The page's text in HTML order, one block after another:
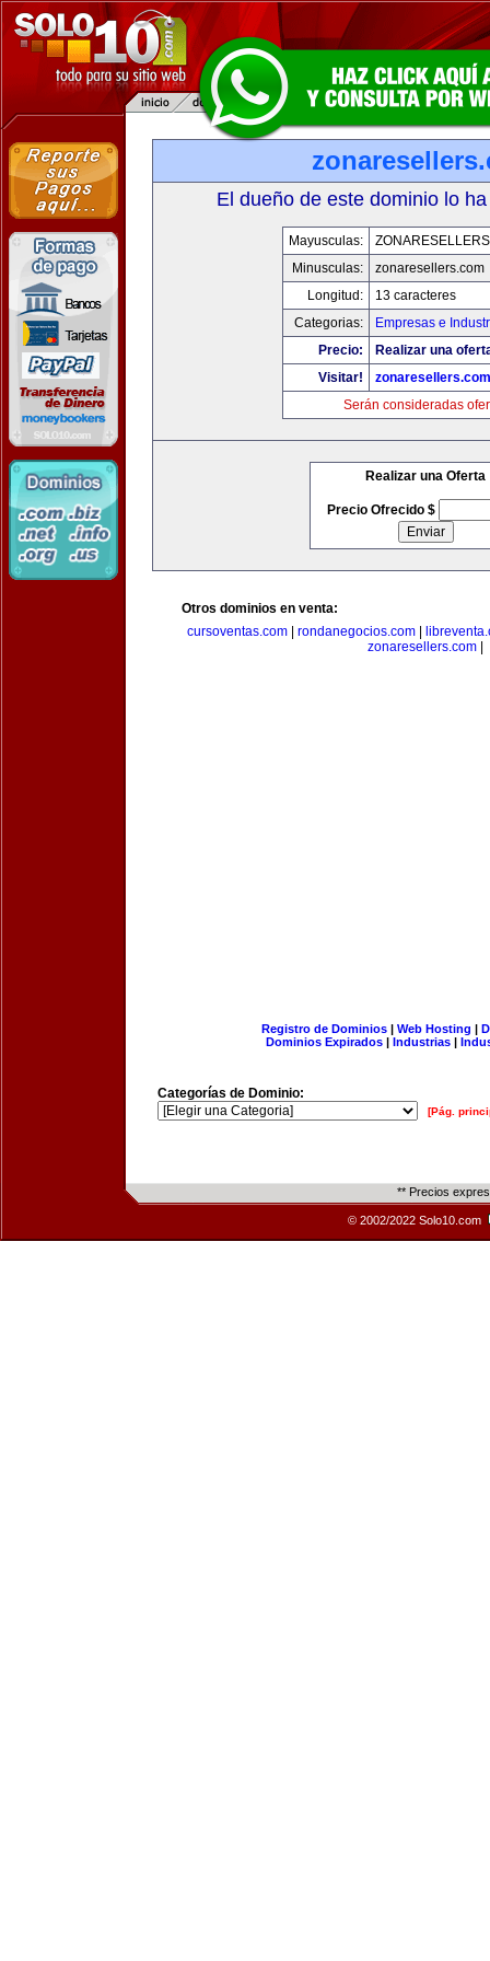
El dueño de este dominio lo
Mayusculas:
Minusculas:
zonaresellers.com
Longitud:
13 caracteres
Categorias:
Empresas e
Precio:
Realizar una
Visitar!
zonaresellers.com
Serán consideradas
Realizar una Oferta
Precio Ofrecido $
Otros dominios en venta:
cursoventas.com
rondanegocios.com
zonaresellers.com
Registro de Dominios| Web Hosting |
Dominios Expirados | Industrias |
Categorías de Dominio:
[Pág.
** Precios
© 2002/2022 Solo10.com